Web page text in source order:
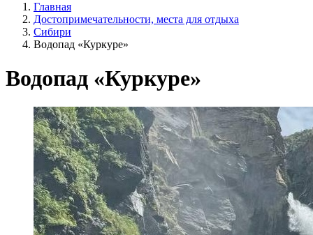
Главная
Достопримечательности, места для отдыха
Сибири
Водопад «Куркуре»
Водопад «Куркуре»